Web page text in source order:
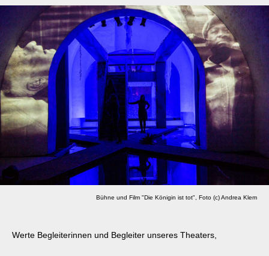
Bühne und Film "Die Königin ist tot", Foto (c) Andrea Klem
Werte Begleiterinnen und Begleiter unseres Theaters,